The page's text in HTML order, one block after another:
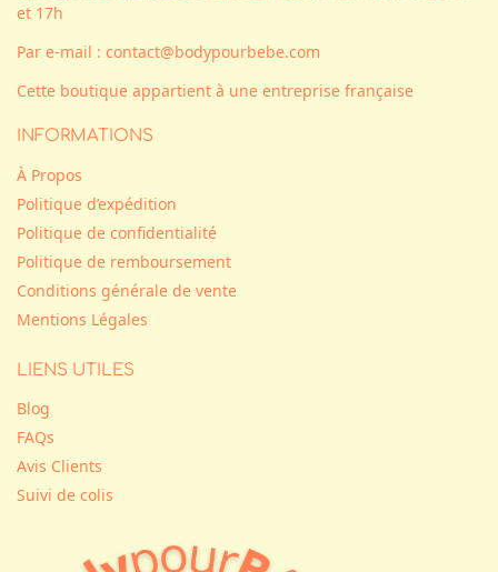
et 17h
Par e-mail : contact@bodypourbebe.com
Cette boutique appartient à une entreprise française
INFORMATIONS
À Propos
Politique d’expédition
Politique de confidentialité
Politique de remboursement
Conditions générale de vente
Mentions Légales
LIENS UTILES
Blog
FAQs
Avis Clients
Suivi de colis